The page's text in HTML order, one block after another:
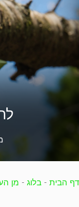
דף הבית - בלוג - מן